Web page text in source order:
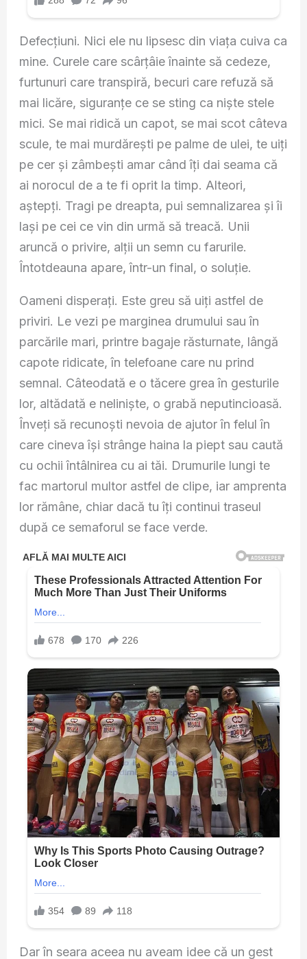
Defecțiuni. Nici ele nu lipsesc din viața cuiva ca
mine. Curele care scârțâie înainte să cedeze,
furtunuri care transpiră, becuri care refuză să
mai licăre, siguranțe ce se sting ca niște stele
mici. Se mai ridică un capot, se mai scot câteva
scule, te mai murdărești pe palme de ulei, te uiți
pe cer și zâmbești amar când îți dai seama că
ai norocul de a te fi oprit la timp. Alteori,
aștepți. Tragi pe dreapta, pui semnalizarea și îi
lași pe cei ce vin din urmă să treacă. Unii
aruncă o privire, alții un semn cu farurile.
Întotdeauna apare, într-un final, o soluție.
Oameni disperați. Este greu să uiți astfel de
priviri. Le vezi pe marginea drumului sau în
parcările mari, printre bagaje răsturnate, lângă
capote ridicate, în telefoane care nu prind
semnal. Câteodată e o tăcere grea în gesturile
lor, altădată e neliniște, o grabă neputincioasă.
Înveți să recunoști nevoia de ajutor în felul în
care cineva își strânge haina la piept sau caută
cu ochii întâlnirea cu ai tăi. Drumurile lungi te
fac martorul multor astfel de clipe, iar amprenta
lor rămâne, chiar dacă tu îți continui traseul
după ce semaforul se face verde.
Dar în seara aceea nu aveam idee că un gest